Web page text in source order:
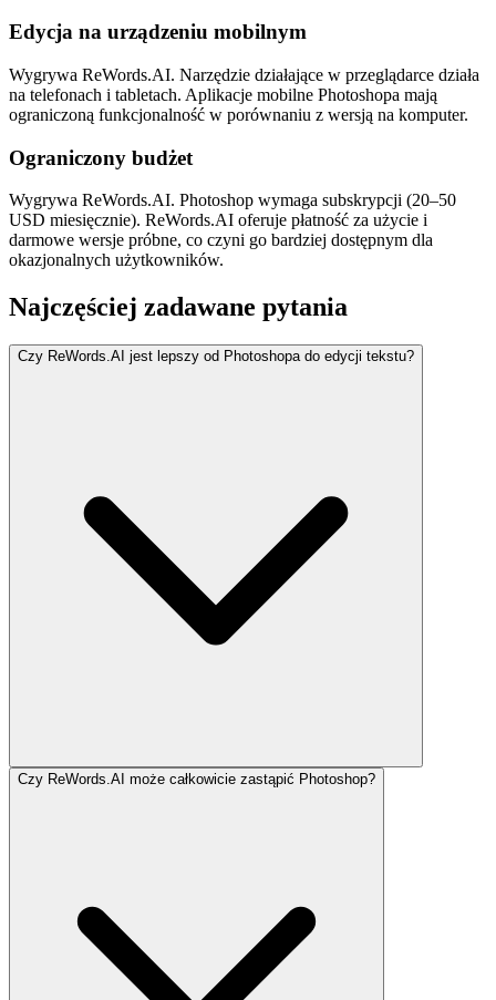
Edycja na urządzeniu mobilnym
Wygrywa ReWords.AI. Narzędzie działające w przeglądarce działa
na telefonach i tabletach. Aplikacje mobilne Photoshopa mają
ograniczoną funkcjonalność w porównaniu z wersją na komputer.
Ograniczony budżet
Wygrywa ReWords.AI. Photoshop wymaga subskrypcji (20–50
USD miesięcznie). ReWords.AI oferuje płatność za użycie i
darmowe wersje próbne, co czyni go bardziej dostępnym dla
okazjonalnych użytkowników.
Najczęściej zadawane pytania
Czy ReWords.AI jest lepszy od Photoshopa do edycji tekstu?
Czy ReWords.AI może całkowicie zastąpić Photoshop?